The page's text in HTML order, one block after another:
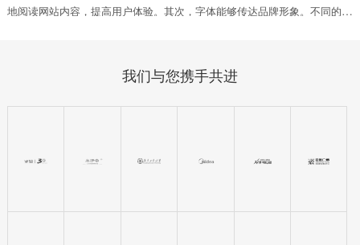
地阅读网站内容，提高用户体验。其次，字体能够传达品牌形象。不同的字
我们与您携手共进